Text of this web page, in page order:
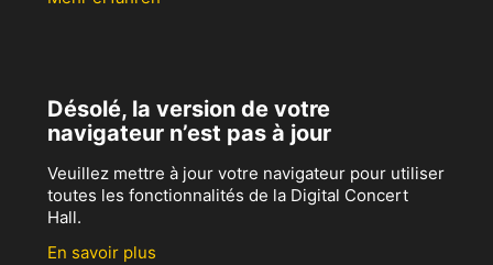
Désolé, la version de votre
navigateur n’est pas à jour
Veuillez mettre à jour votre navigateur pour utiliser
toutes les fonctionnalités de la Digital Concert
Hall.
En savoir plus